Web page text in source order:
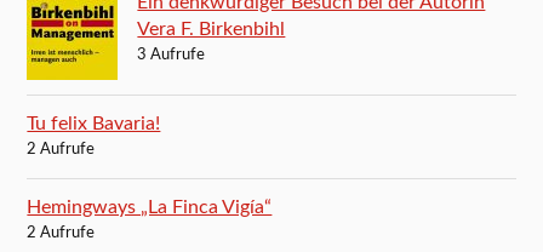
Vera F. Birkenbihl
3 Aufrufe
Tu felix Bavaria!
2 Aufrufe
Hemingways „La Finca Vigía“
2 Aufrufe